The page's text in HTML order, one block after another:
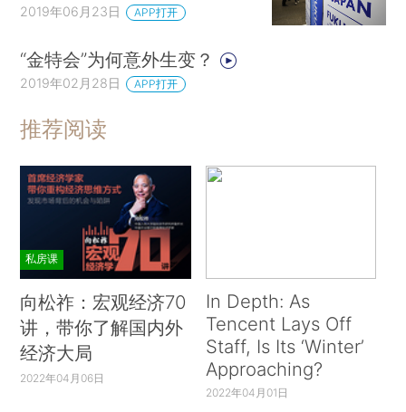
2019年06月23日 APP打开
“金特会”为何意外生变？
2019年02月28日 APP打开
推荐阅读
私房课
向松祚：宏观经济70
讲，带你了解国内外
经济大局
2022年04月06日
In Depth: As
Tencent Lays Off
Staff, Is Its ‘Winter’
Approaching?
2022年04月01日